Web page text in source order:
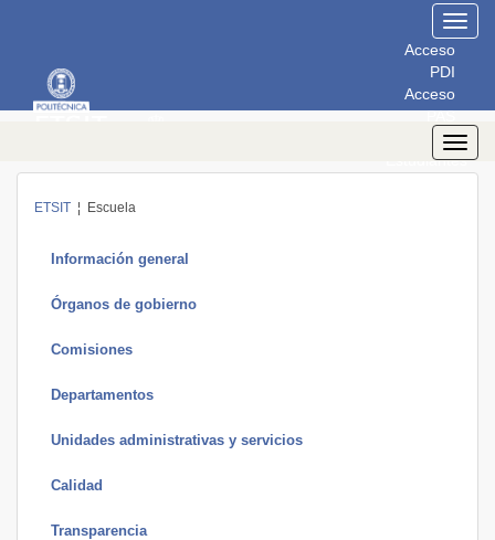
Acceso
PDI
Acceso
PAS
Acceso
Estudiantes
ETSIT ¦ Escuela
Información general
Órganos de gobierno
Comisiones
Departamentos
Unidades administrativas y servicios
Calidad
Transparencia